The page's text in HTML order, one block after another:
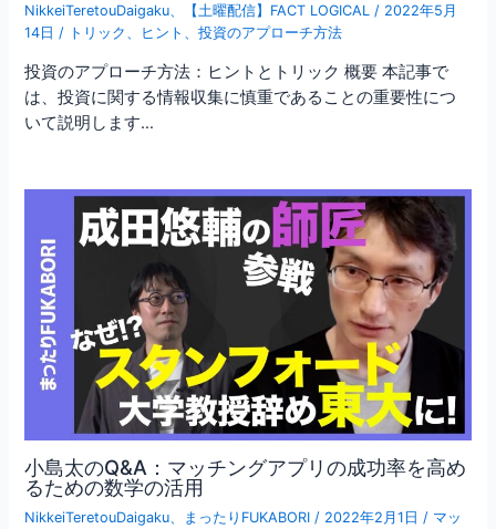
NikkeiTeretouDaigaku 【土曜配信】FACT LOGICAL / 2022年5月
14日 / トリック ヒント 、投資のアプローチ方法
投資のアプローチ方法：ヒントとトリック 概要 本記事で
は、投資に関する情報収集に慎重であることの重要性につ
いて説明します…
小島太のQ&A：マッチングアプリの成功率を高め
るための数学の活用
NikkeiTeretouDaigaku まったりFUKABORI / 2022年2月1日 / マッ